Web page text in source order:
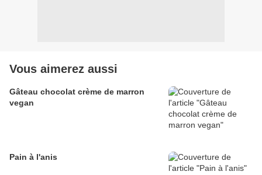
Vous aimerez aussi
Gâteau chocolat crème de marron
vegan
Pain à l'anis